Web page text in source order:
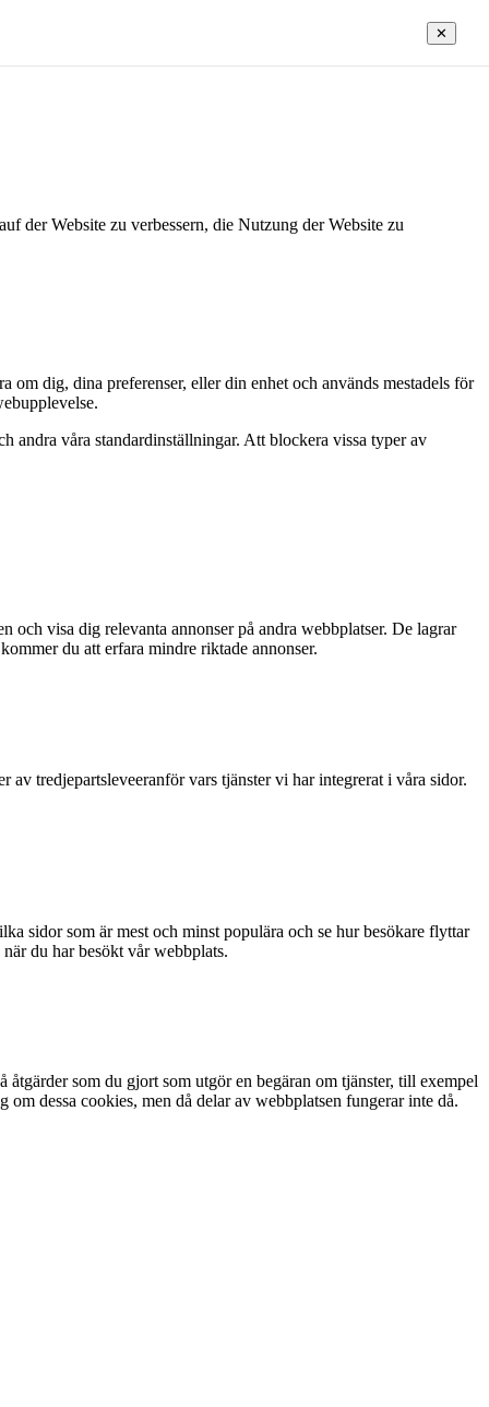
der Website zu verbessern, die Nutzung der Website zu
✕
dig, dina preferenser, eller din enhet och används mestadels för
andra våra standardinställningar. Att blockera vissa typer av
och visa dig relevanta annonser på andra webbplatser. De lagrar
du att erfara mindre riktade annonser.
tredjepartsleveeranför vars tjänster vi har integrerat i våra sidor.
sidor som är mest och minst populära och se hur besökare flyttar
du har besökt vår webbplats.
som du gjort som utgör en begäran om tjänster, till exempel
dessa cookies, men då delar av webbplatsen fungerar inte då.